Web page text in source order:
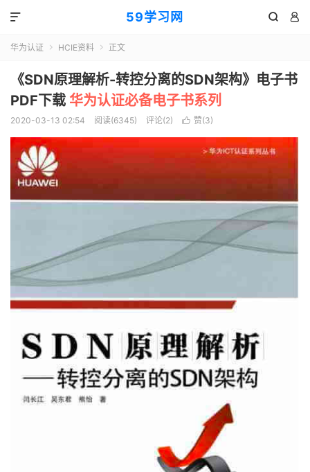
59学习网  

华为认证  HCIE资料  正文
《SDN原理解析-转控分离的SDN架构》电子书
PDF下载 华为认证必备电子书系列
2020-03-13 02:54 阅读(6345) 评论(2)  赞(3)